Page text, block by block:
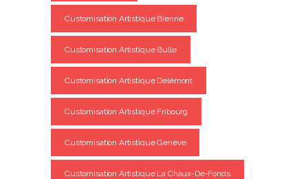
Customisation Artistique Bienne
Customisation Artistique Bulle
Customisation Artistique Delémont
Customisation Artistique Fribourg
Customisation Artistique Genève
Customisation Artistique La Chaux-De-Fonds